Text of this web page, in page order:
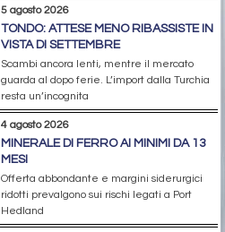
5 agosto 2026
TONDO: ATTESE MENO RIBASSISTE IN
VISTA DI SETTEMBRE
Scambi ancora lenti, mentre il mercato
guarda al dopo ferie. L’import dalla Turchia
resta un’incognita
4 agosto 2026
MINERALE DI FERRO AI MINIMI DA 13
MESI
Offerta abbondante e margini siderurgici
ridotti prevalgono sui rischi legati a Port
Hedland